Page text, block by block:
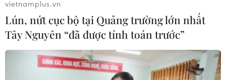
07/08/2026 04:05
Nga thoái vốn nhà nước khỏi Sân bay
Quốc tế Sheremetyevo
vietnamplus.vn
Lún, nứt cục bộ tại Quảng trường lớn nhất
Tây Nguyên “đã được tính toán trước”